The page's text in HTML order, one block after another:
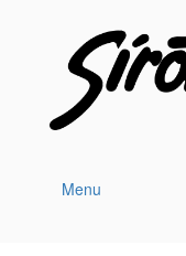
Menu